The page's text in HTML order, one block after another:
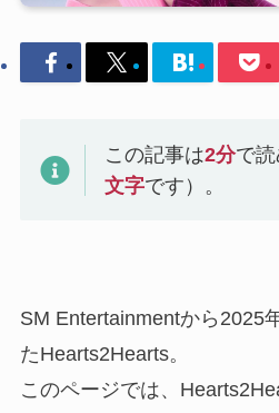
この記事は2分で
文字です）。
SM Entertainmentから2025
たHearts2Hearts。
このページでは、